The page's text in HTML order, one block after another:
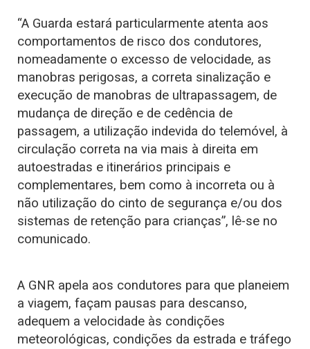
“A Guarda estará particularmente atenta aos
comportamentos de risco dos condutores,
nomeadamente o excesso de velocidade, as
manobras perigosas, a correta sinalização e
execução de manobras de ultrapassagem, de
mudança de direção e de cedência de
passagem, a utilização indevida do telemóvel, à
circulação correta na via mais à direita em
autoestradas e itinerários principais e
complementares, bem como à incorreta ou à
não utilização do cinto de segurança e/ou dos
sistemas de retenção para crianças”, lê-se no
comunicado.
A GNR apela aos condutores para que planeiem
a viagem, façam pausas para descanso,
adequem a velocidade às condições
meteorológicas, condições da estrada e tráfego